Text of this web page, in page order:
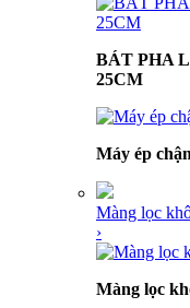
BÁT PHA
25CM
Máy ép
Màng lọc
›
Màng lọc